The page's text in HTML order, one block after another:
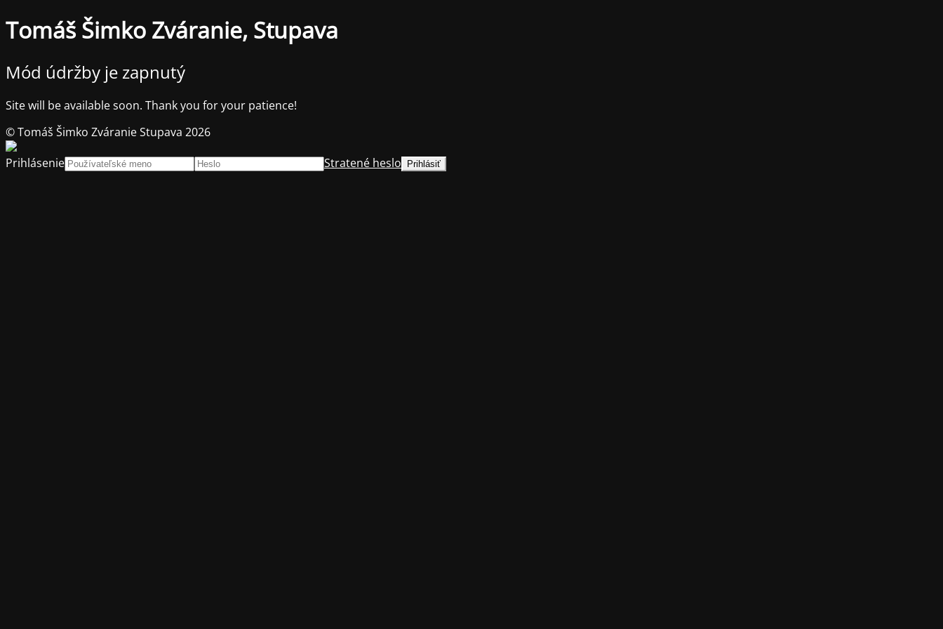
Tomáš Šimko Zváranie, Stupava
Mód údržby je zapnutý
Site will be available soon. Thank you for your patience!
© Tomáš Šimko Zváranie Stupava 2026
Prihlásenie
Stratené heslo